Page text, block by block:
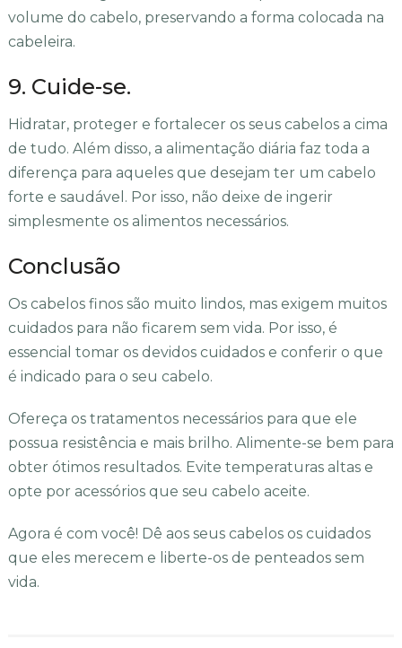
volume do cabelo, preservando a forma colocada na
cabeleira.
9. Cuide-se.
Hidratar, proteger e fortalecer os seus cabelos a cima
de tudo. Além disso, a alimentação diária faz toda a
diferença para aqueles que desejam ter um cabelo
forte e saudável. Por isso, não deixe de ingerir
simplesmente os alimentos necessários.
Conclusão
Os cabelos finos são muito lindos, mas exigem muitos
cuidados para não ficarem sem vida. Por isso, é
essencial tomar os devidos cuidados e conferir o que
é indicado para o seu cabelo.
Ofereça os tratamentos necessários para que ele
possua resistência e mais brilho. Alimente-se bem para
obter ótimos resultados. Evite temperaturas altas e
opte por acessórios que seu cabelo aceite.
Agora é com você! Dê aos seus cabelos os cuidados
que eles merecem e liberte-os de penteados sem
vida.